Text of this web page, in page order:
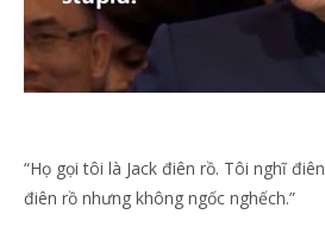
“Họ gọi tôi là Jack điên rồ. Tôi nghĩ
điên rồ nhưng không ngốc nghếch.”